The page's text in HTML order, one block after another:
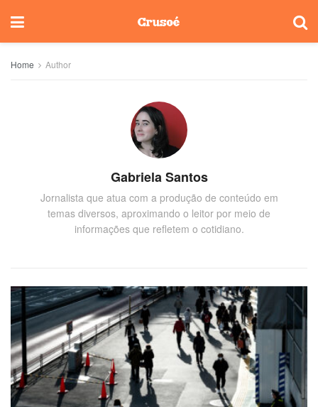
Home Author
Gabriela Santos
Jornalista que atua com a produção de conteúdo em
temas diversos, aproximando o leitor por meio de
informações que refletem o cotidiano.